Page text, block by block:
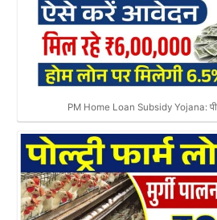
PM Home Loan Subsidy Yojana: